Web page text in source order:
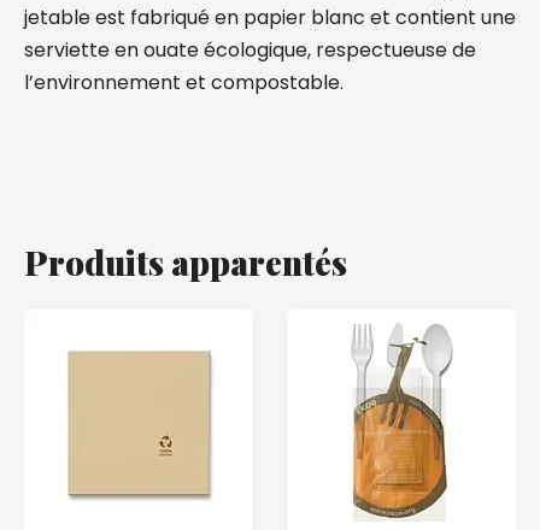
jetable est fabriqué en papier blanc et contient une
serviette en ouate écologique, respectueuse de
l’environnement et compostable.
Produits apparentés